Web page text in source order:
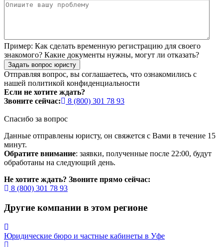
Пример: Как сделать временную регистрацию для своего
знакомого? Какие документы нужны, могут ли отказать?
Задать вопрос юристу
Отправляя вопрос, вы соглашаетесь, что ознакомились с
нашей политикой конфиденциальности
Если не хотите ждать?
Звоните сейчас:
8 (800) 301 78 93
Спасибо за вопрос
Данные отправлены юристу, он свяжется с Вами в течение 15
минут.
Обратите внимание: заявки, полученные после 22:00, будут
обработаны на следующий день.
Не хотите ждать? Звоните прямо сейчас:
8 (800) 301 78 93
Другие компании в этом регионе
Юридические бюро и частные кабинеты в Уфе